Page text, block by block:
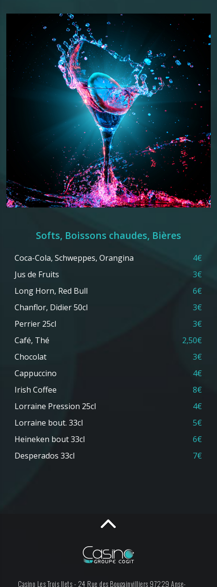
Softs, Boissons chaudes, Bières
Coca-Cola, Schweppes, Orangina
4€
Jus de Fruits
3€
Long Horn, Red Bull
6€
Chanflor, Didier 50cl
3€
Perrier 25cl
3€
Café, Thé
2,50€
Chocolat
3€
Cappuccino
4€
Irish Coffee
8€
Lorraine Pression 25cl
4€
Lorraine bout. 33cl
5€
Heineken bout 33cl
6€
Desperados 33cl
7€
Casino Les Trois Ilets - 24 Rue des Bougainvilliers 97229 Anse-